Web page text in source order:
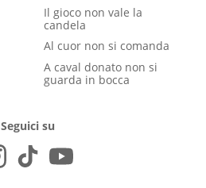
Il gioco non vale la
candela
Al cuor non si comanda
A caval donato non si
guarda in bocca
Seguici su